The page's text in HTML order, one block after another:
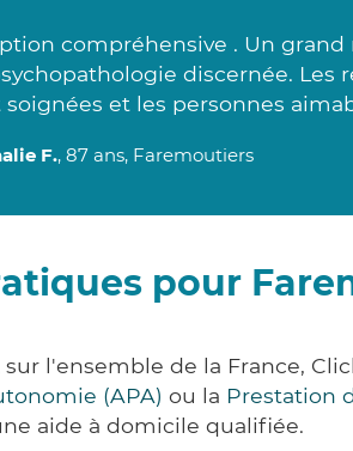
compréhensive . Un
discernée. Les
et les personnes
F., 87 ans, Faremoutiers
pour
l'ensemble de la France,
(APA) ou la Prestation
aide à domicile qualifiée.